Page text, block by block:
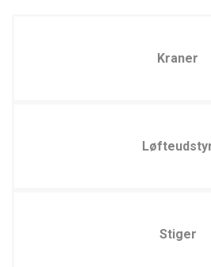
Kraner
Stiger